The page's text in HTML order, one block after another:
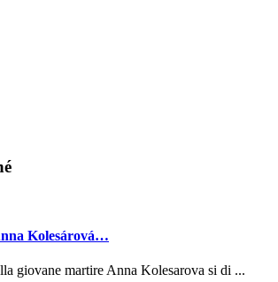
Kolesárová…
giovane martire Anna Kolesarova si di ...